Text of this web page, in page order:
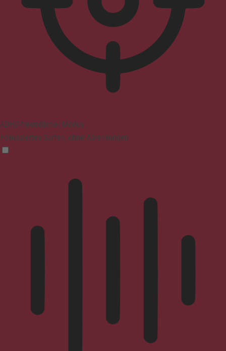
ADHD-freundlicher Modus
Fokussiertes Surfen, ohne Ablenkungen